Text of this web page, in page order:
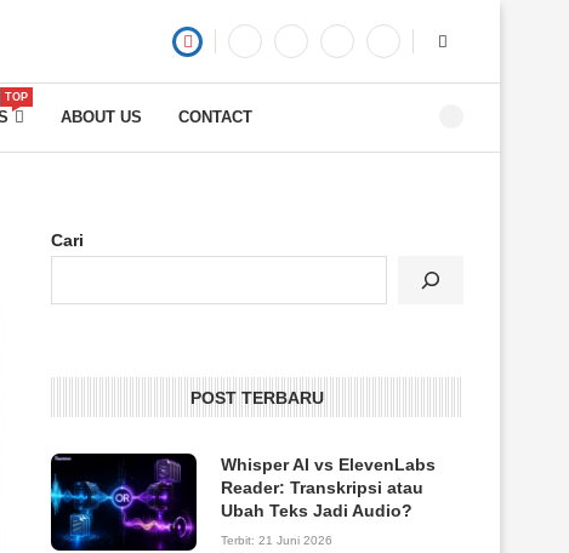
TOP
ABOUT US CONTACT
Cari
POST TERBARU
Whisper AI vs ElevenLabs
Reader: Transkripsi atau
Ubah Teks Jadi Audio?
Terbit: 21 Juni 2026